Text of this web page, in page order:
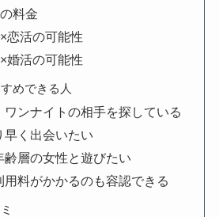
料金
恋活の可能性
婚活の可能性
めできる人
ワンナイトの相手を探している
早く出会いたい
齢層の女性と遊びたい
用料がかかるのも容認できる